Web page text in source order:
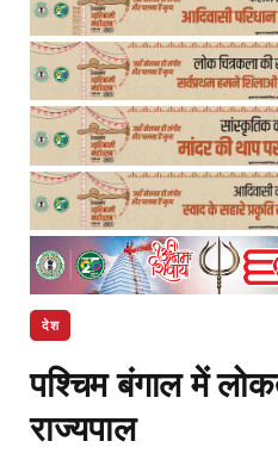
देश
पश्चिम बंगाल में
राज्यपाल